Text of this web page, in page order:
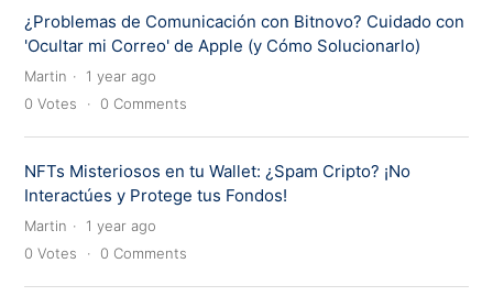
¿Problemas de Comunicación con Bitnovo? Cuidado con
'Ocultar mi Correo' de Apple (y Cómo Solucionarlo)
Martin
1 year ago
0 Votes 0 Comments
NFTs Misteriosos en tu Wallet: ¿Spam Cripto? ¡No
Interactúes y Protege tus Fondos!
Martin
1 year ago
0 Votes 0 Comments